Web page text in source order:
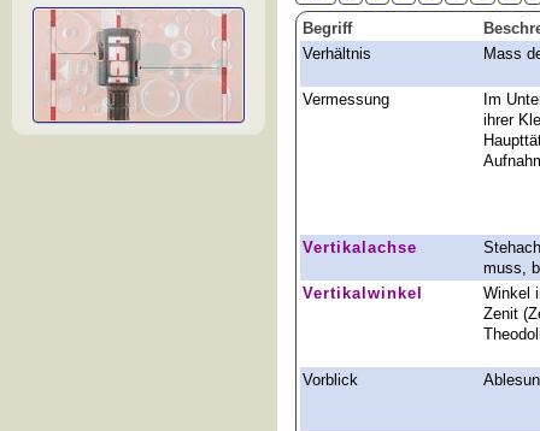
Begriff
Verhältnis
Mass
Vermessung
Im
ihrer
Vertikalachse
muss,
Vertikalwinkel
Winkel
Zenit
Vorblick